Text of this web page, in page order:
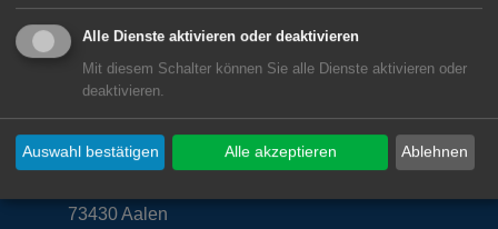
Unsere Anschrift
Rathaus Aalen
73430Aalen
Alle Dienste aktivieren oder deaktivieren
Mit diesem Schalter können Sie alle Dienste aktivieren oder
deaktivieren.
Ablehnen
Auswahl bestätigen Alle akzeptieren